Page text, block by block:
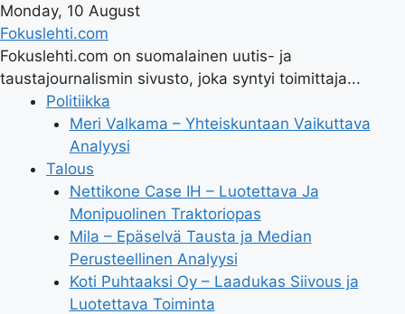
Monday, 10 August
Fokuslehti.com
Fokuslehti.com on suomalainen uutis- ja
taustajournalismin sivusto, joka syntyi toimittaja...
Politiikka
Meri Valkama – Yhteiskuntaan Vaikuttava
Analyysi
Talous
Nettikone Case IH – Luotettava Ja
Monipuolinen Traktoriopas
Mila – Epäselvä Tausta ja Median
Perusteellinen Analyysi
Koti Puhtaaksi Oy – Laadukas Siivous ja
Luotettava Toiminta